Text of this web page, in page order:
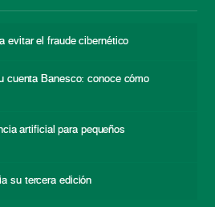
evitar el fraude cibernético
cuenta Banesco: conoce cómo
artificial para pequeños
su tercera edición